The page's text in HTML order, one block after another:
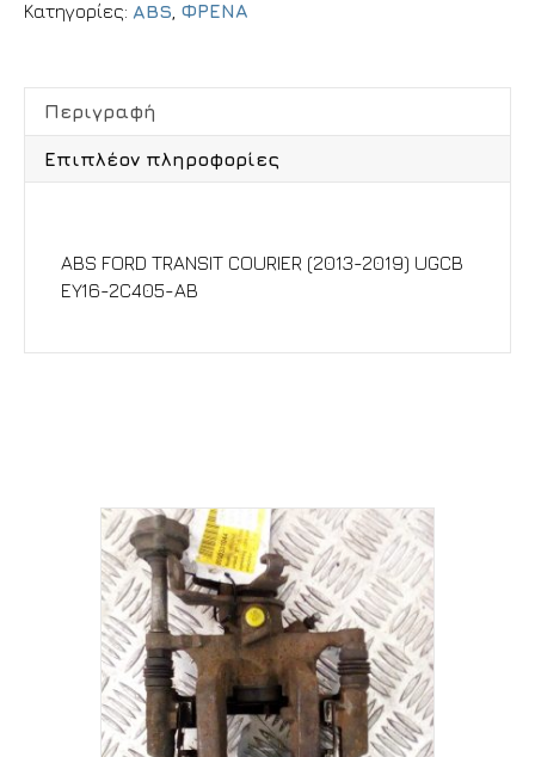
Κατηγορίες: ABS ΦΡΕΝΑ
Περιγραφή
Επιπλέον πληροφορίες
ABS FORD TRANSIT COURIER (2013-2019) UGCB
EY16-2C405-AB